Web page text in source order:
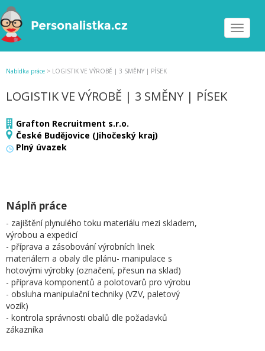
Toggle
Nabídka práce > LOGISTIK VE VÝROBĚ | 3 SMĚNY | PÍSEK
LOGISTIK VE VÝROBĚ | 3 SMĚNY | PÍSEK
Grafton Recruitment s.r.o.
České Budějovice (Jihočeský kraj)
Plný úvazek
Náplň práce
- zajištění plynulého toku materiálu mezi skladem,
výrobou a expedicí
- příprava a zásobování výrobních linek
materiálem a obaly dle plánu- manipulace s
hotovými výrobky (označení, přesun na sklad)
- příprava komponentů a polotovarů pro výrobu
- obsluha manipulační techniky (VZV, paletový
vozík)
- kontrola správnosti obalů dle požadavků
zákazníka